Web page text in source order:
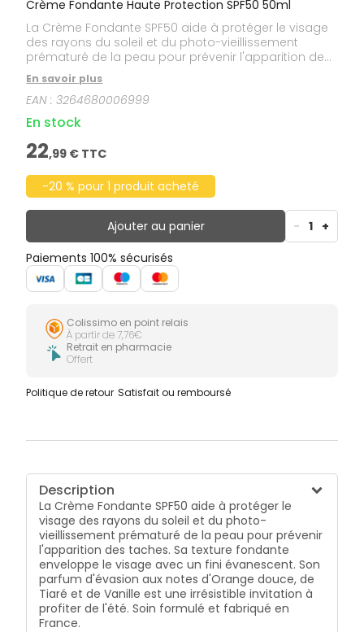
Crème Fondante Haute Protection SPF50 50ml
La Crème Fondante SPF50 aide à protéger le visage
des rayons du soleil et du photo-vieillissement
prématuré de la peau pour prévenir l'apparition des
taches. Sa texture fondante enveloppe le visage
avec un fini évanescent. Son parfum d'évasion aux
notes d'Orange douce, de Tiaré et de Vanille est une
irrésistible invitation à profiter de l'été. Soin formulé et
fabriqué en France.
En savoir plus
EAN :3264680006999
En stock
22,99 € TTC
-20 % pour 1 produit acheté
Ajouter au panier - 1 +
Paiements 100% sécurisés
Colissimo en point relais
À partir de 7,76€
Retrait en pharmacie
Offert
Politique de retour Satisfait ou remboursé
Description
La Crème Fondante SPF50 aide à protéger le
visage des rayons du soleil et du photo-
vieillissement prématuré de la peau pour prévenir
l'apparition des taches. Sa texture fondante
enveloppe le visage avec un fini évanescent. Son
parfum d'évasion aux notes d'Orange douce, de
Tiaré et de Vanille est une irrésistible invitation à
profiter de l'été. Soin formulé et fabriqué en
France.